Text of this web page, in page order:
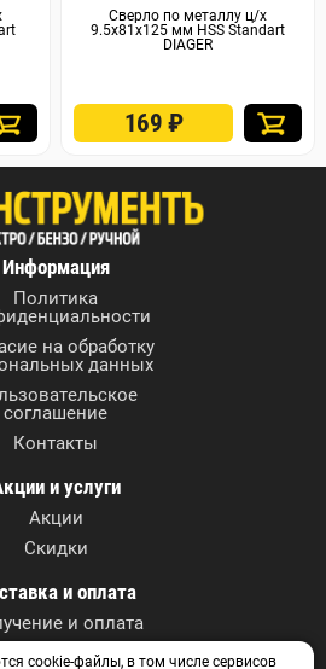
Сверло по металлу ц/х
9.5х81х125 мм HSS Standart
DIAGER
169 ₽
Информация
Политика
на обработку
данных
соглашение
Контакты
и услуги
Акции
Скидки
и оплата
и оплата
cookie-файлы, в том числе сервисов